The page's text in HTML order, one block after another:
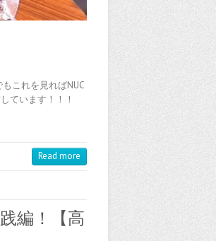
これを見ればNUC
ています！！！
Read more
編！【高